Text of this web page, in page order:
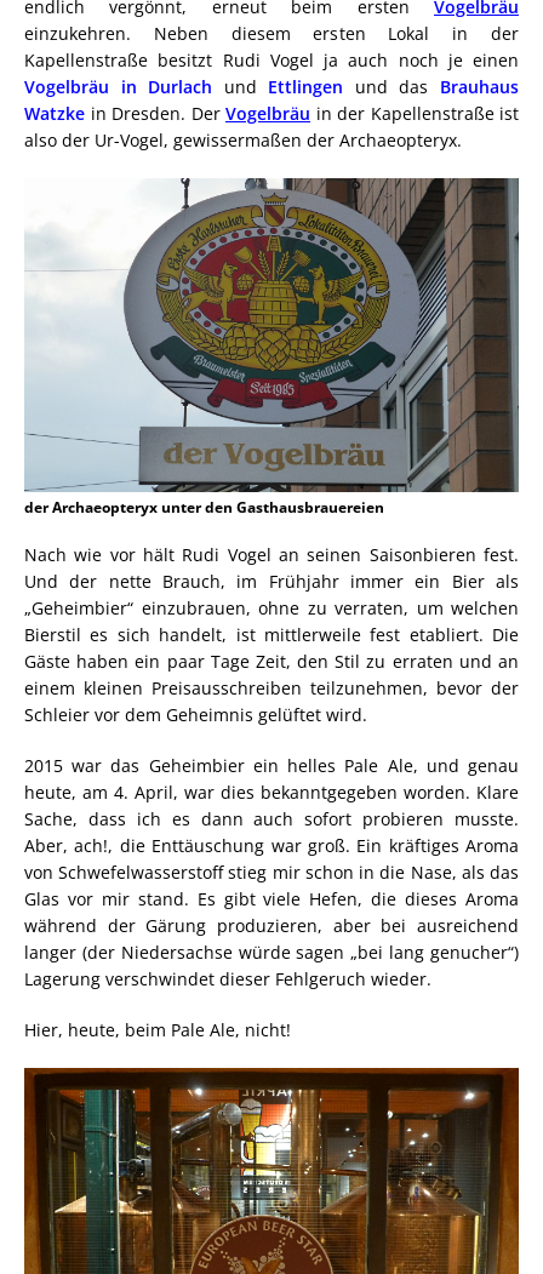
endlich vergönnt, erneut beim ersten Vogelbräu
einzukehren. Neben diesem ersten Lokal in der
Kapellenstraße besitzt Rudi Vogel ja auch noch je einen
Vogelbräu in Durlach und Ettlingen und das Brauhaus
Watzke in Dresden. Der Vogelbräu in der Kapellenstraße ist
also der Ur-Vogel, gewissermaßen der Archaeopteryx.
der Archaeopteryx unter den Gasthausbrauereien
Nach wie vor hält Rudi Vogel an seinen Saisonbieren fest.
Und der nette Brauch, im Frühjahr immer ein Bier als
„Geheimbier“ einzubrauen, ohne zu verraten, um welchen
Bierstil es sich handelt, ist mittlerweile fest etabliert. Die
Gäste haben ein paar Tage Zeit, den Stil zu erraten und an
einem kleinen Preisausschreiben teilzunehmen, bevor der
Schleier vor dem Geheimnis gelüftet wird.
2015 war das Geheimbier ein helles Pale Ale, und genau
heute, am 4. April, war dies bekanntgegeben worden. Klare
Sache, dass ich es dann auch sofort probieren musste.
Aber, ach!, die Enttäuschung war groß. Ein kräftiges Aroma
von Schwefelwasserstoff stieg mir schon in die Nase, als das
Glas vor mir stand. Es gibt viele Hefen, die dieses Aroma
während der Gärung produzieren, aber bei ausreichend
langer (der Niedersachse würde sagen „bei lang genucher“)
Lagerung verschwindet dieser Fehlgeruch wieder.
Hier, heute, beim Pale Ale, nicht!